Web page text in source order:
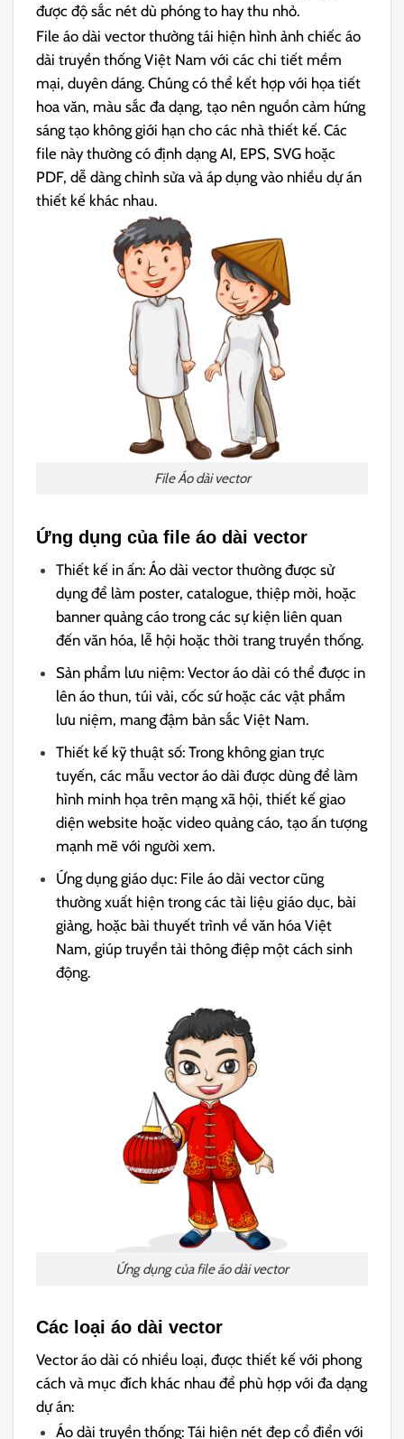
được độ sắc nét dù phóng to hay thu nhỏ.
File áo dài vector thường tái hiện hình ảnh chiếc áo
dài truyền thống Việt Nam với các chi tiết mềm
mại, duyên dáng. Chúng có thể kết hợp với họa tiết
hoa văn, màu sắc đa dạng, tạo nên nguồn cảm hứng
sáng tạo không giới hạn cho các nhà thiết kế. Các
file này thường có định dạng AI, EPS, SVG hoặc
PDF, dễ dàng chỉnh sửa và áp dụng vào nhiều dự án
thiết kế khác nhau.
File Áo dài vector
Ứng dụng của file áo dài vector
Thiết kế in ấn: Áo dài vector thường được sử
dụng để làm poster, catalogue, thiệp mời, hoặc
banner quảng cáo trong các sự kiện liên quan
đến văn hóa, lễ hội hoặc thời trang truyền thống.
Sản phẩm lưu niệm: Vector áo dài có thể được in
lên áo thun, túi vải, cốc sứ hoặc các vật phẩm
lưu niệm, mang đậm bản sắc Việt Nam.
Thiết kế kỹ thuật số: Trong không gian trực
tuyến, các mẫu vector áo dài được dùng để làm
hình minh họa trên mạng xã hội, thiết kế giao
diện website hoặc video quảng cáo, tạo ấn tượng
mạnh mẽ với người xem.
Ứng dụng giáo dục: File áo dài vector cũng
thường xuất hiện trong các tài liệu giáo dục, bài
giảng, hoặc bài thuyết trình về văn hóa Việt
Nam, giúp truyền tải thông điệp một cách sinh
động.
Ứng dụng của file áo dài vector
Các loại áo dài vector
Vector áo dài có nhiều loại, được thiết kế với phong
cách và mục đích khác nhau để phù hợp với đa dạng
dự án:
Áo dài truyền thống: Tái hiện nét đẹp cổ điển với